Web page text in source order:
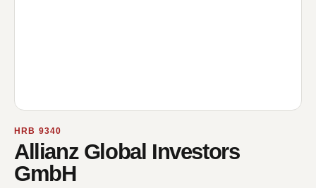
HRB 9340
Allianz Global Investors
GmbH